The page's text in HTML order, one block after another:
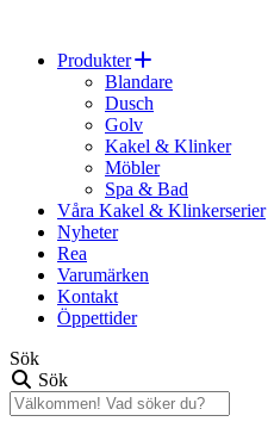
Produkter
Blandare
Dusch
Golv
Kakel & Klinker
Möbler
Spa & Bad
Våra Kakel & Klinkerserier
Nyheter
Rea
Varumärken
Kontakt
Öppettider
Sök
Sök